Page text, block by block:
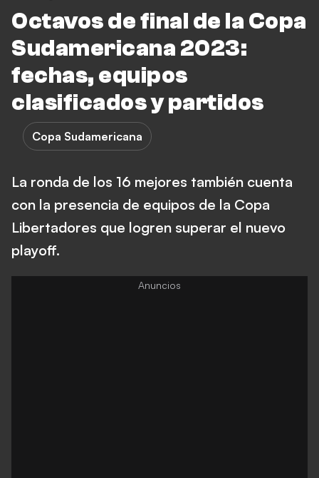
Octavos de final de la Copa
Sudamericana 2023:
fechas, equipos
clasificados y partidos
Copa Sudamericana
La ronda de los 16 mejores también cuenta
con la presencia de equipos de la Copa
Libertadores que logren superar el nuevo
playoff.